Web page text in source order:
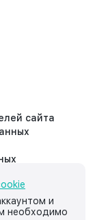
сайта
третьим
и
необходимо